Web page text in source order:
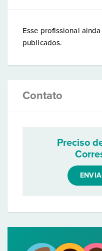
Esse profissional
publicados.
Contato
Preciso